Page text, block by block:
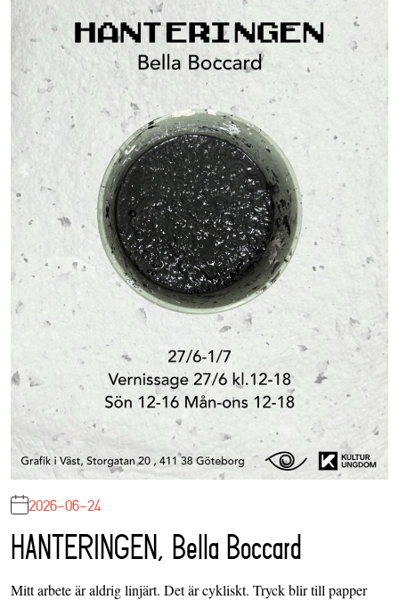
2026-06-24
HANTERINGEN, Bella Boccard
Mitt arbete är aldrig linjärt. Det är cykliskt. Tryck blir till papper